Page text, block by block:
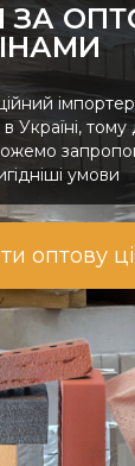
ЗА
Україні,
умови
оптову